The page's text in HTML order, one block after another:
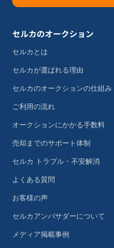
セルカのオークション
セルカとは
セルカが選ばれる理由
セルカのオークションの仕組み
ご利用の流れ
オークションにかかる手数料
売却までのサポート体制
セルカ トラブル・不安解消
よくある質問
お客様の声
セルカアンバサダーについて
メディア掲載事例